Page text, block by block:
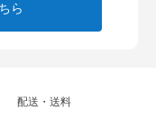
ら
配送・送料